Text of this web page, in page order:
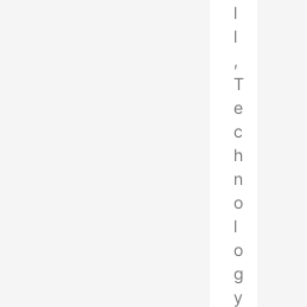
l
l
,
T
e
c
h
n
o
l
o
g
y